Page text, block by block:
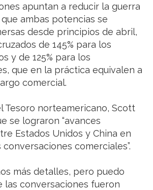
apuntan a reducir la guerra
ambas potencias se
desde principios de abril,
de 145% para los
y de 125% para los
que en la práctica equivalen a
comercial.
Tesoro norteamericano, Scott
se lograron “avances
Estados Unidos y China en
comerciales”.
más detalles, pero puedo
las conversaciones fueron